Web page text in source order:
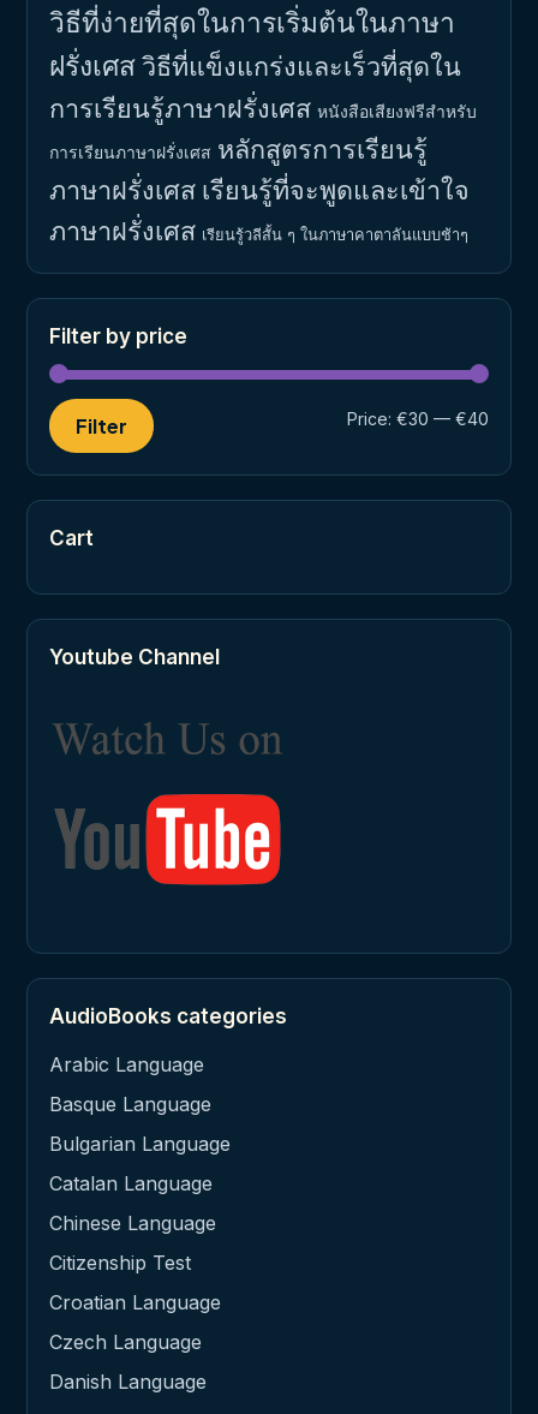
วิธีที่ง่ายที่สุดในการเริ่มต้นในภาษา
ฝรั่งเศสวิธีที่แข็งแกร่งและเร็วที่สุดใน
การเรียนรู้ภาษาฝรั่งเศส หนังสือเสียงฟรีสำหรับ
การเรียนภาษาฝรั่งเศส หลักสูตรการเรียนรู้
ภาษาฝรั่งเศส เรียนรู้ที่จะพูดและเข้าใจ
ภาษาฝรั่งเศส เรียนรู้วลีสั้น ๆ ในภาษาคาตาลันแบบช้าๆ
Filter by price
Filter Price: €30 — €40
Cart
Youtube Channel
AudioBooks categories
Arabic Language
Basque Language
Bulgarian Language
Catalan Language
Chinese Language
Citizenship Test
Croatian Language
Czech Language
Danish Language